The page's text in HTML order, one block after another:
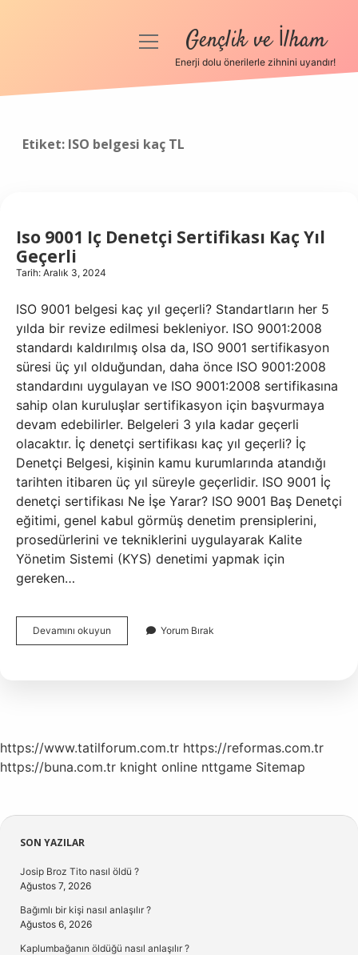
Anasayfa
menüyüGençlik ve İlham
Enerji dolu önerilerle zihnini uyandır!
Etiket: ISO belgesi kaç TL
Iso 9001 Iç Denetçi Sertifikası Kaç Yıl
Geçerli
Tarih: Aralık 3, 2024
ISO 9001 belgesi kaç yıl geçerli? Standartların her 5
yılda bir revize edilmesi bekleniyor. ISO 9001:2008
standardı kaldırılmış olsa da, ISO 9001 sertifikasyon
süresi üç yıl olduğundan, daha önce ISO 9001:2008
standardını uygulayan ve ISO 9001:2008 sertifikasına
sahip olan kuruluşlar sertifikasyon için başvurmaya
devam edebilirler. Belgeleri 3 yıla kadar geçerli
olacaktır. İç denetçi sertifikası kaç yıl geçerli? İç
Denetçi Belgesi, kişinin kamu kurumlarında atandığı
tarihten itibaren üç yıl süreyle geçerlidir. ISO 9001 İç
denetçi sertifikası Ne İşe Yarar? ISO 9001 Baş Denetçi
eğitimi, genel kabul görmüş denetim prensiplerini,
prosedürlerini ve tekniklerini uygulayarak Kalite
Yönetim Sistemi (KYS) denetimi yapmak için
gereken…
Devamını okuyun
9001
Yorum Bırak
https://www.tatilforum.com.tr https://reformas.com.tr
https://buna.com.tr knight online nttgame Sitemap
Sidebar
SON YAZILAR
Josip Broz Tito nasıl öldü ?
Ağustos 7, 2026
Bağımlı bir kişi nasıl anlaşılır ?
Ağustos 6, 2026
Kaplumbağanın öldüğü nasıl anlaşılır ?